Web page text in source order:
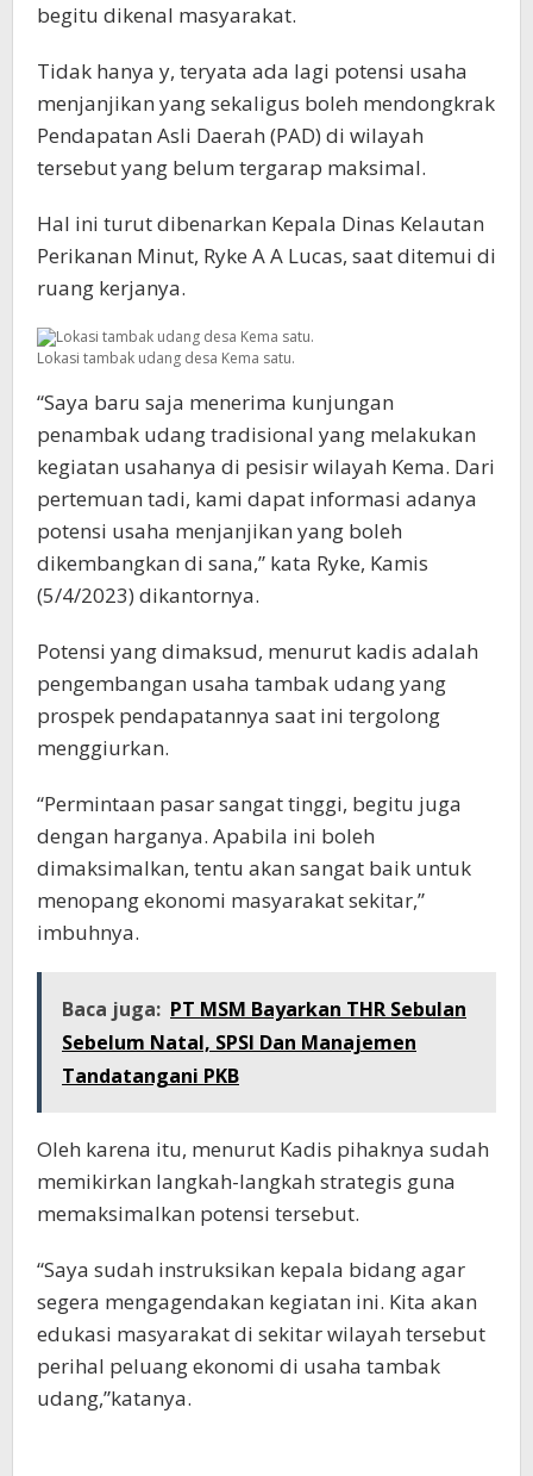
begitu dikenal masyarakat.
Tidak hanya y, teryata ada lagi potensi usaha
menjanjikan yang sekaligus boleh mendongkrak
Pendapatan Asli Daerah (PAD) di wilayah
tersebut yang belum tergarap maksimal.
Hal ini turut dibenarkan Kepala Dinas Kelautan
Perikanan Minut, Ryke A A Lucas, saat ditemui di
ruang kerjanya.
Lokasi tambak udang desa Kema satu.
“Saya baru saja menerima kunjungan
penambak udang tradisional yang melakukan
kegiatan usahanya di pesisir wilayah Kema. Dari
pertemuan tadi, kami dapat informasi adanya
potensi usaha menjanjikan yang boleh
dikembangkan di sana,” kata Ryke, Kamis
(5/4/2023) dikantornya.
Potensi yang dimaksud, menurut kadis adalah
pengembangan usaha tambak udang yang
prospek pendapatannya saat ini tergolong
menggiurkan.
“Permintaan pasar sangat tinggi, begitu juga
dengan harganya. Apabila ini boleh
dimaksimalkan, tentu akan sangat baik untuk
menopang ekonomi masyarakat sekitar,”
imbuhnya.
Baca juga: PT MSM Bayarkan THR Sebulan
Sebelum Natal, SPSI Dan Manajemen
Tandatangani PKB
Oleh karena itu, menurut Kadis pihaknya sudah
memikirkan langkah-langkah strategis guna
memaksimalkan potensi tersebut.
“Saya sudah instruksikan kepala bidang agar
segera mengagendakan kegiatan ini. Kita akan
edukasi masyarakat di sekitar wilayah tersebut
perihal peluang ekonomi di usaha tambak
udang,”katanya.